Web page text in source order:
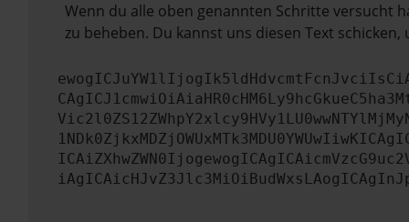
Wenn du alle oben genannten Schritte versucht
zu beheben. Du kannst uns diesen Text